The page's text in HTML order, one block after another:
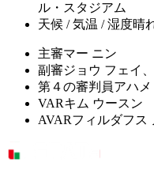
ル・スタジアム
天候 / 気温 / 湿度晴
主審マー ニン
副審ジョウ フェイ
第４の審判員アハ
VARキム ウースン
AVARフィルダフス